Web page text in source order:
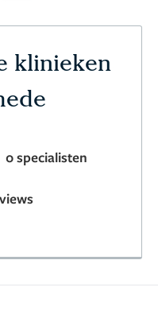
klinieken
0 specialisten